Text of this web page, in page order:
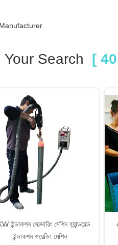
Your Search [
ইন্ডাকশন সোল্ডারিং মেশিন হ্যান্ডহেল্ড
ইন্ডাকশন ওয়েল্ডিং মেশিন